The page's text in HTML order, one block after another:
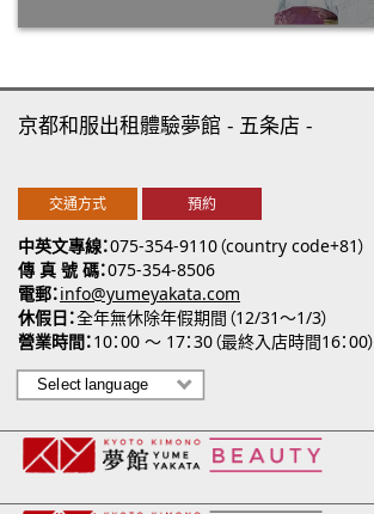
中英文專線 075-354-9110（country code+81）
傳 真 號 碼 075-354-8506
電郵 info@yumeyakata.com
休假日 全年無休除年假期間（12/31～1/3）
營業時間 10：00 ～ 17：30（最終入店時間16：00）
京都和服出租體驗夢館 五条店
交通方式 預約